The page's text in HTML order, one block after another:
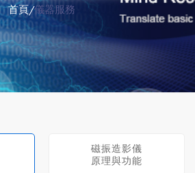
首頁/儀器服務
磁振造影儀
原理與功能